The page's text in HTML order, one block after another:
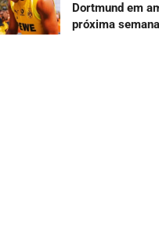
Dortmund em
próxima semana